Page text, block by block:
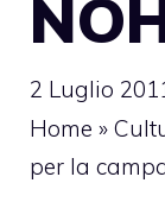
2 Luglio
Home »
per la